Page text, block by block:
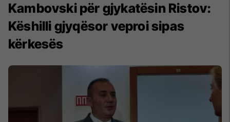
Kambovski për gjykatësin Ristov:
Këshilli gjyqësor veproi sipas
kërkesës